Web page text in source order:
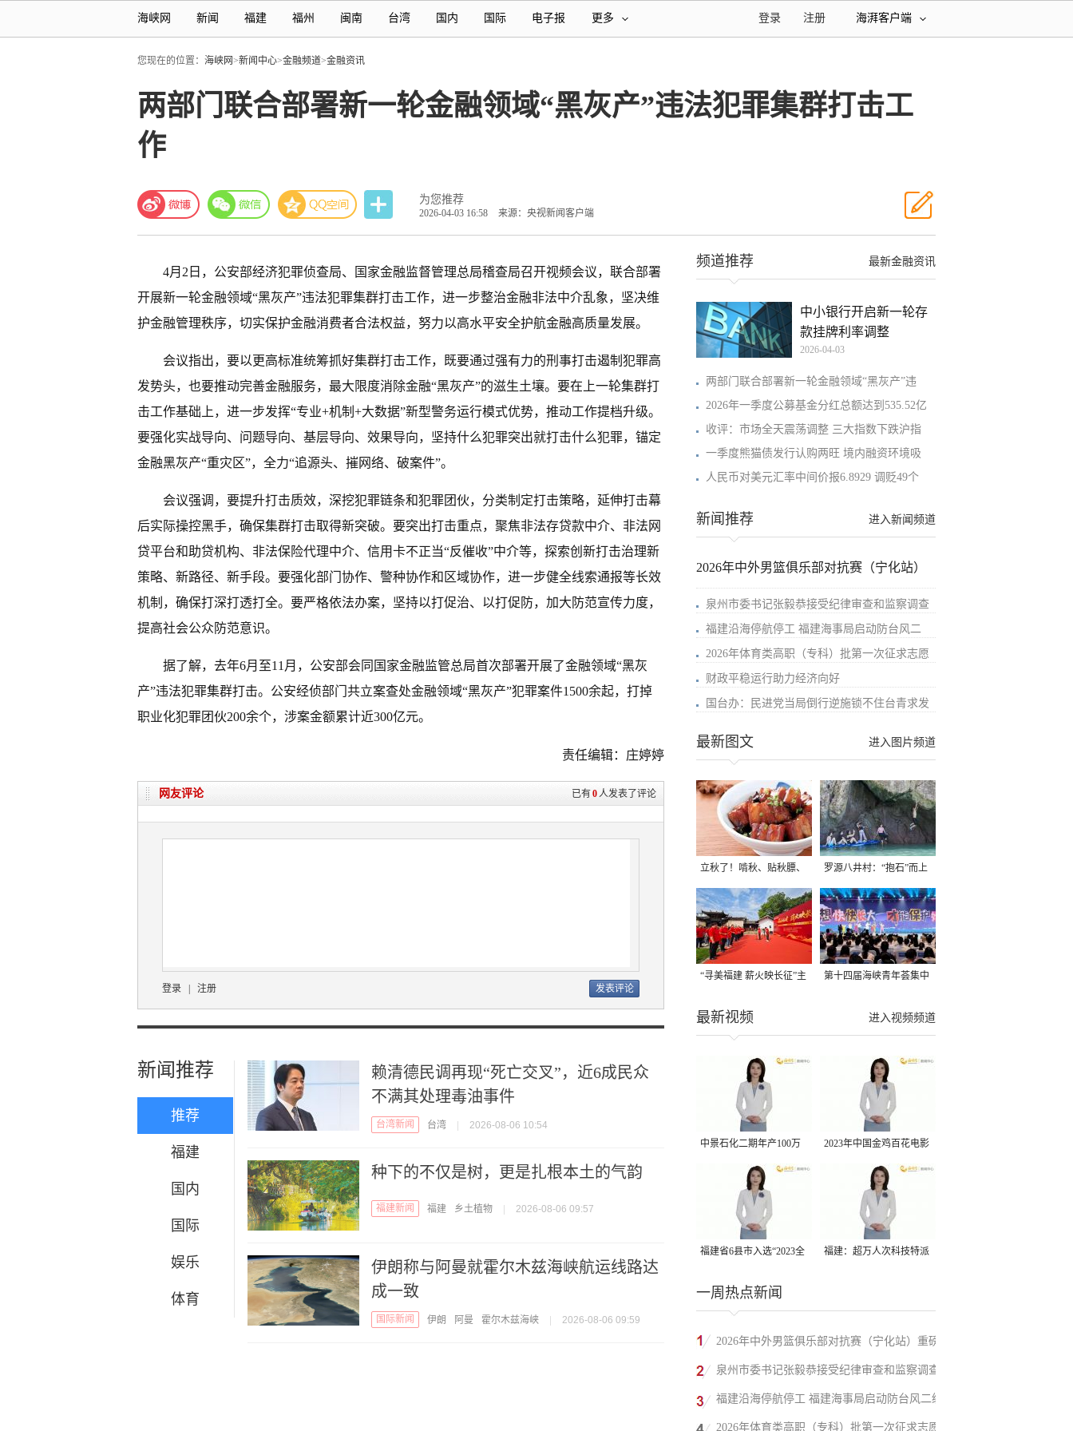
海峡网 新闻 福建 福州 闽南 台湾 国内 国际 电子报 更多 海湃客户端
注册
登录
您现在的位置： 海峡网>新闻中心>金融频道>金融资讯
两部门联合部署新一轮金融领域“黑灰产”违法犯罪集群打击工
作
为您推荐
2026-04-03 16:58 来源：央视新闻客户端
4月2日，公安部经济犯罪侦查局、国家金融监督管理总局稽查局召开视频会议，联合部署
开展新一轮金融领域“黑灰产”违法犯罪集群打击工作，进一步整治金融非法中介乱象，坚决维
护金融管理秩序，切实保护金融消费者合法权益，努力以高水平安全护航金融高质量发展。
会议指出，要以更高标准统筹抓好集群打击工作，既要通过强有力的刑事打击遏制犯罪高
发势头，也要推动完善金融服务，最大限度消除金融“黑灰产”的滋生土壤。要在上一轮集群打
击工作基础上，进一步发挥“专业+机制+大数据”新型警务运行模式优势，推动工作提档升级。
要强化实战导向、问题导向、基层导向、效果导向，坚持什么犯罪突出就打击什么犯罪，锚定
金融黑灰产“重灾区”，全力“追源头、摧网络、破案件”。
会议强调，要提升打击质效，深挖犯罪链条和犯罪团伙，分类制定打击策略，延伸打击幕
后实际操控黑手，确保集群打击取得新突破。要突出打击重点，聚焦非法存贷款中介、非法网
贷平台和助贷机构、非法保险代理中介、信用卡不正当“反催收”中介等，探索创新打击治理新
策略、新路径、新手段。要强化部门协作、警种协作和区域协作，进一步健全线索通报等长效
机制，确保打深打透打全。要严格依法办案，坚持以打促治、以打促防，加大防范宣传力度，
提高社会公众防范意识。
据了解，去年6月至11月，公安部会同国家金融监管总局首次部署开展了金融领域“黑灰
产”违法犯罪集群打击。公安经侦部门共立案查处金融领域“黑灰产”犯罪案件1500余起，打掉
职业化犯罪团伙200余个，涉案金额累计近300亿元。
责任编辑：庄婷婷
已有0人发表了评论
网友评论
登录 注册
新闻推荐
推荐
福建
国内
国际
娱乐
体育
赖清德民调再现“死亡交叉”，近6成民众
不满其处理毒油事件
台湾新闻 台湾 2026-08-06 10:54
种下的不仅是树，更是扎根本土的气韵
福建新闻 福建 乡土植物 2026-08-06 09:57
伊朗称与阿曼就霍尔木兹海峡航运线路达
成一致
国际新闻 伊朗 阿曼 霍尔木兹海峡 2026-08-06 09:59
最新金融资讯
频道推荐
中小银行开启新一轮存
款挂牌利率调整
2026-04-03
两部门联合部署新一轮金融领域“黑灰产”违
2026年一季度公募基金分红总额达到535.52亿
收评：市场全天震荡调整 三大指数下跌沪指
一季度熊猫债发行认购两旺 境内融资环境吸
人民币对美元汇率中间价报6.8929 调贬49个
进入新闻频道
新闻推荐
2026年中外男篮俱乐部对抗赛（宁化站）
泉州市委书记张毅恭接受纪律审查和监察调查
福建沿海停航停工 福建海事局启动防台风二
2026年体育类高职（专科）批第一次征求志愿
财政平稳运行助力经济向好
国台办：民进党当局倒行逆施锁不住台青求发
进入图片频道
最新图文
立秋了！啃秋、贴秋膘、
晒秋，福建人这样过才够
味→
罗源八井村：“抱石”而上
“寻美福建 薪火映长征”主 第十四届海峡青年荟集中
进入视频频道
最新视频
中景石化二期年产100万
吨丙烷脱氢项目建成中交
2023年中国金鸡百花电影
节有福电影巡展31日启动
福建省6县市入选“2023全 福建：超万人次科技特派
一周热点新闻
2026年中外男篮俱乐部对抗赛（宁化站）重磅
来袭！抢票通道即将开启→
泉州市委书记张毅恭接受纪律审查和监察调查
福建沿海停航停工 福建海事局启动防台风二级
2026年体育类高职（专科）批第一次征求志愿